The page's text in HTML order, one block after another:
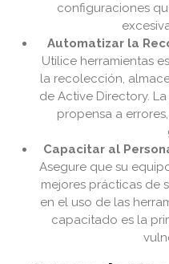
configuraciones
Automatizar la
Utilice herramientas
la recolección,
de Active Directory.
propensa a
Capacitar al
Asegure que su
mejores prácticas de
en el uso de las
capacitado es la